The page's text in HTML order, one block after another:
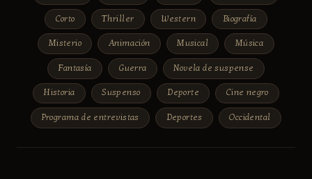
Corto Thriller Western Biografía
Misterio Animación Musical Música
Fantasía Guerra Novela de suspense
Historia Suspenso Deporte Cine negro
Programa de entrevistas Deportes Occidental